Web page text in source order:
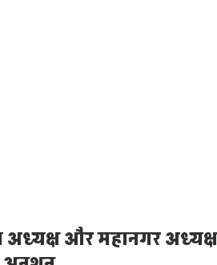
अध्यक्ष और महानगर